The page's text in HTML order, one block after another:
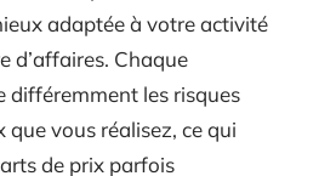
adaptée à votre activité
d’affaires. Chaque
différemment les risques
que vous réalisez, ce qui
de prix parfois